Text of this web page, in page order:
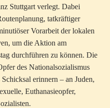
Stuttgart verlegt. Dabei
tatkräftiger
Vorarbeit der lokalen
um die Aktion am
durchführen zu können. Die
des Nationalsozialismus
erinnern – an Juden,
Euthanasieopfer,